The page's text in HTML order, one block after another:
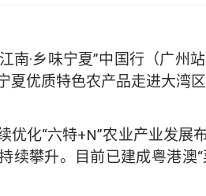
南·乡味宁夏”中国行（广
夏优质特色农产品走进大湾
优化“六特+N”农业产业发
续攀升。目前已建成粤港澳